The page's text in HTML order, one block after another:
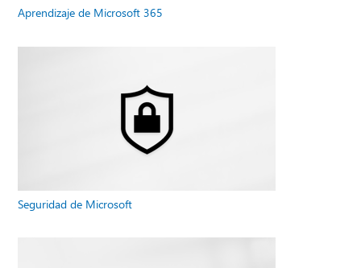
Aprendizaje de Microsoft 365
Seguridad de Microsoft